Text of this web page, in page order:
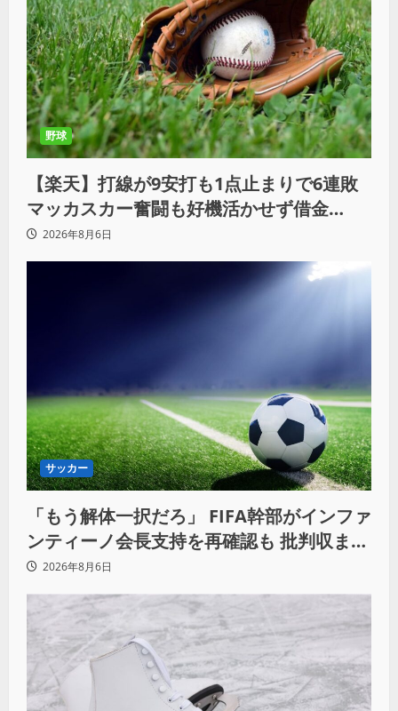
野球
【楽天】打線が9安打も1点止まりで6連敗
マッカスカー奮闘も好機活かせず借金
「22」
2026年8月6日
サッカー
「もう解体一択だろ」 FIFA幹部がインファ
ンティーノ会長支持を再確認も 批判収まら
ず2026年8月6日